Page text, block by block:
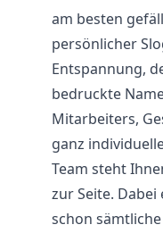
am besten
persönlicher
Entspannung,
bedruckte
Mitarbeiters,
ganz
Team steht
zur Seite.
schon